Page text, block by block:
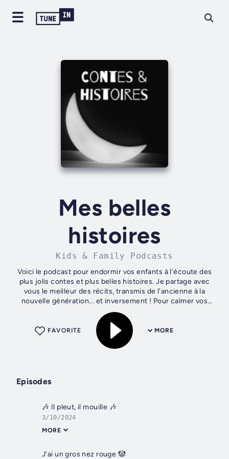
Mes belles
histoires
Kids & Family Podcasts
Voici le podcast pour endormir vos enfants à l’écoute des
plus jolis contes et plus belles histoires. Je partage avec
vous le meilleur des récits, transmis de l'ancienne à la
nouvelle génération... et inversement ! Pour calmer vos
enfants, pour...
MORE
FAVORITE
Episodes
🎶 Il pleut, il mouille 🎶
3/10/2024
MORE
J'ai un gros nez rouge 🤡